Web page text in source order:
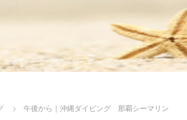
午後から｜沖縄ダイビング 那覇シーマリン